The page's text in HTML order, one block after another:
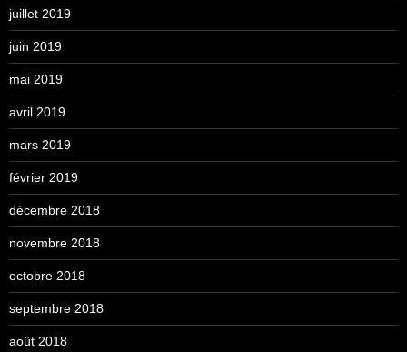
juillet 2019
juin 2019
mai 2019
avril 2019
mars 2019
février 2019
décembre 2018
novembre 2018
octobre 2018
septembre 2018
août 2018